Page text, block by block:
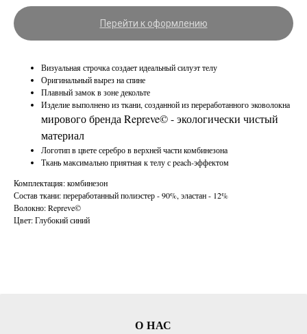
Перейти к оформлению
Визуальная строчка создает идеальный силуэт телу
Оригинальный вырез на спине
Плавный замок в зоне декольте
Изделие выполнено из ткани, созданной из переработанного эковолокна
мирового бренда Repreve© - экологически чистый
материал
Логотип в цвете серебро в верхней части комбинезона
Ткань максимально приятная к телу с peach-эффектом
Комплектация: комбинезон
Состав ткани: переработанный полиэстер - 90%, эластан - 12%
Волокно: Repreve©
Цвет: Глубокий синий
О НАС